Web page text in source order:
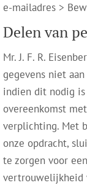
e-mailadres >
Delen van
Mr. J. F. R.
gegevens niet
indien dit nodig
overeenkomst
verplichting. Met
onze opdracht,
te zorgen voor
vertrouwelijkheid